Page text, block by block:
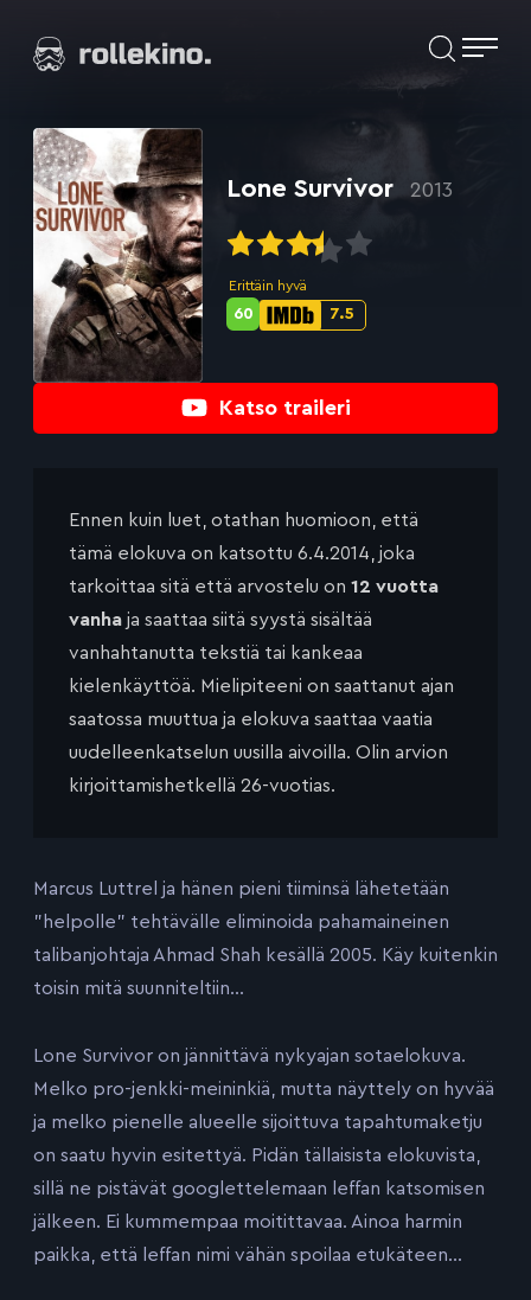
suoraan
Elokuvat ja elokuva-arviot | Rollekino.fi
jälkeen.
Katso traileri
Lone Survivor 2013
Erittäin hyvä
IMDb-
7.5
Metascore-
60
Ennen kuin luet, otathan huomioon, että
tämä elokuva on katsottu 6.4.2014, joka
tarkoittaa sitä että arvostelu on 12 vuotta
vanha ja saattaa siitä syystä sisältää
vanhahtanutta tekstiä tai kankeaa
kielenkäyttöä. Mielipiteeni on saattanut ajan
saatossa muuttua ja elokuva saattaa vaatia
uudelleenkatselun uusilla aivoilla. Olin arvion
kirjoittamishetkellä 26-vuotias.
Marcus Luttrel ja hänen pieni tiiminsä lähetetään
”helpolle” tehtävälle eliminoida pahamaineinen
talibanjohtaja Ahmad Shah kesällä 2005. Käy kuitenkin
toisin mitä suunniteltiin…
Lone Survivor on jännittävä nykyajan sotaelokuva.
Melko pro-jenkki-meininkiä, mutta näyttely on hyvää
ja melko pienelle alueelle sijoittuva tapahtumaketju
on saatu hyvin esitettyä. Pidän tällaisista elokuvista,
sillä ne pistävät googlettelemaan leffan katsomisen
jälkeen. Ei kummempaa moitittavaa. Ainoa harmin
paikka, että leffan nimi vähän spoilaa etukäteen…